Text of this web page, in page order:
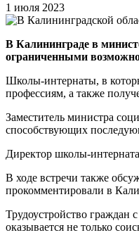
1 июля 2023
В Калининграде в
ограниченными
Школы-интернаты, в
профессиям, а также
Заместитель министра
способствующих
Директор школы-
В ходе встречи также
прокомментировали в
Трудоустройство граждан
оказывается не только